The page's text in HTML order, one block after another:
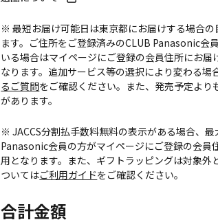
※ 最短お届け可能日は東京都にお届けする場合の
ます。ご住所をご登録済みのCLUB Panasonic会
いる場合はマイページにご登録の会員住所にお届
なります。追加サービス等の選択により変わる場
るご質問をご確認ください。また、発売予定より
があります。
※ JACCS分割払手数料無料の表示がある場合、
Panasonic会員の方がマイページにご登録の会員
用となります。また、ギフトラッピングは対象外
ついてはご利用ガイドをご確認ください。
合計金額